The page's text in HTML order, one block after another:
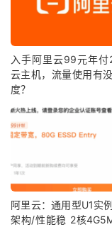
入手阿里云99元年付
云主机，流量使用有
度？
阿里云：通用型U1实
架构/性能稳 2核